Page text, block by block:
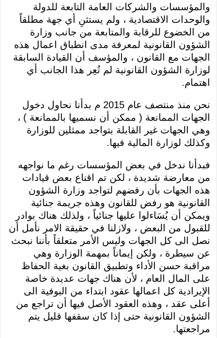
والمؤسسات والشركات العامة التابعة للدولة
والوحدات الاقتصادية ، ولم يستثنِ أي جهة مطلقاً
من الخضوع للرقابة والمتابعة من جانب وزارة
الشؤون القانونية لمعرفة مدى انطباق اعمال هذه
الجهات مع القانون ، والمؤسف أن القيادة السابقة
لوزارة الشؤون القانونية لم تُعِر هذا الجانب أي
اهتمام.
نحن منذ منتصف عام 2015 م بدأنا نحاول دخول
الجهات الممانعة ( ممكن أن نسميها بالممانعة ) ،
وهي الجهات غير القابلة بتواجد ممثلين للوزارة
وكذلك لوزارة المالية فيها.
فبدأنا ندخل في بعض المؤسسات رغم ما نواجهه
من معارضة شديدة ، لكن تم اقناع بعض قيادات
هذه الجهات بأن رفضهم لتواجد وزارة الشؤون
القانونية هو رفض للقانون وهذه جريمة جنائية
ويمكن أن يُسَاءلوا عليها جنائياً ، ولذلك هناك بوادر
للقبول من البعض ، ولازلنا في حقيقة الامر نأمل أن
نصل الى كل الجهات وليس الأمر متعلقاً بأننا نبحث
عن سيطرة ، ولكن إيماناً بمهمة الوزارة وهي
مراقبة حسن الأداء وتطبيق القانون بغية الحفاظ
على المال العام ، لأن هناك جهات عديدة خاصة
الإيرادية كل اعمالها عقود ابتداء من البوفية الى
أعلى عقد ، وهذه العقود الأصل فيها أن تراجع من
الشؤون القانونية حتى إذا كان سقفها قليل يتم
مراجعتها.